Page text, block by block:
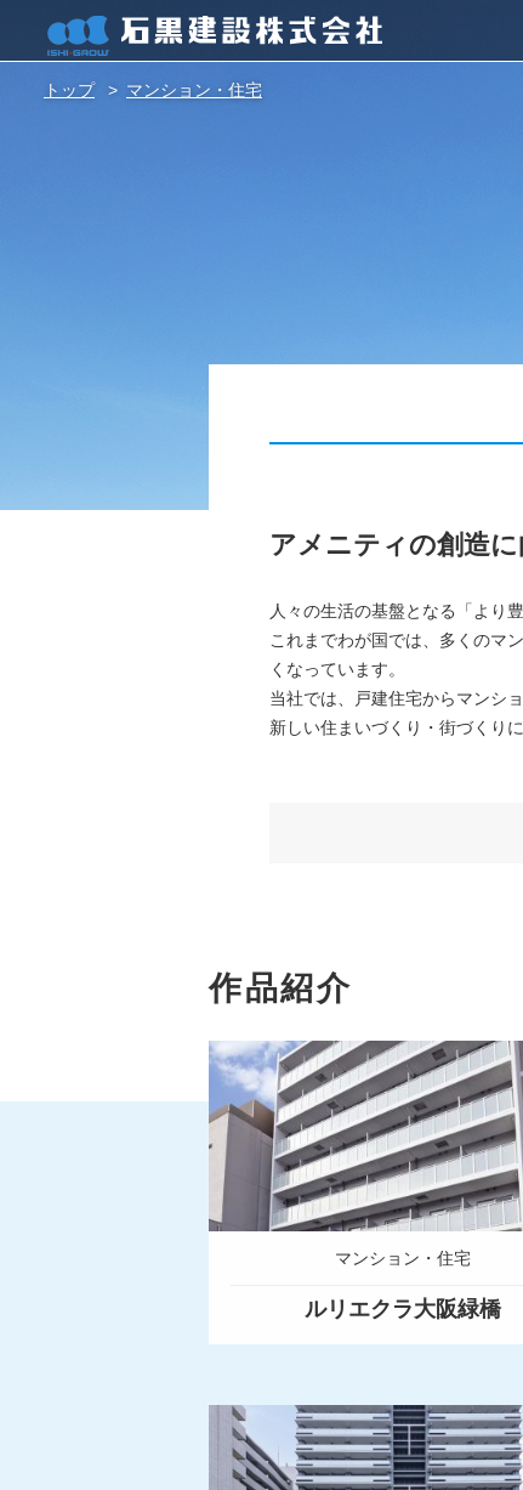
トップ マンション・住宅
アメニティの創造
人々の生活の基盤となる「より
これまでわが国では、多くのマ
くなっています。
当社では、戸建住宅からマンシ
新しい住まいづくり・街づくり
作品紹介
マンション・住宅
ルリエクラ大阪緑橋